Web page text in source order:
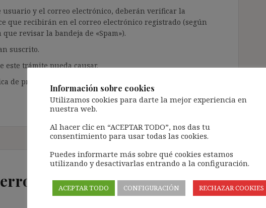
y el correo electrónico, deberán verificar la
que recibirán en el correo electrónico registrado (según
revisar la bandeja de «Spam»).
suscrito.
este trámite pueda causar.
de privacidad del blog: https://ignasibeltran.com/politica-
y el casino de la vida
Información sobre cookies
Utilizamos cookies para darte la mejor experiencia en
nuestra web.
Al hacer clic en “ACEPTAR TODO”, nos das tu
consentimiento para usar todas las cookies.
Puedes informarte más sobre qué cookies estamos
utilizando y desactivarlas entrando a la configuración.
ACEPTAR TODO CONFIGURACIÓN RECHAZAR COOKIES